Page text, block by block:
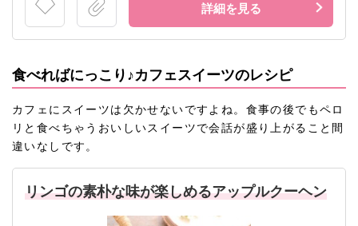
詳細を見る
食べればにっこり♪カフェスイーツのレシピ
カフェにスイーツは欠かせないですよね。食事の後でもペロ
リと食べちゃうおいしいスイーツで会話が盛り上がること間
違いなしです。
リンゴの素朴な味が楽しめるアップルクーヘン